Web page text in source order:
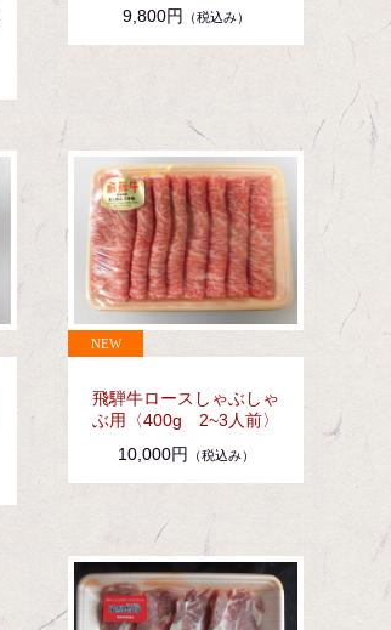
9,800円
（税込み）
飛騨牛ロースしゃぶしゃ
ぶ用〈400g 2~3人前〉
10,000円
（税込み）